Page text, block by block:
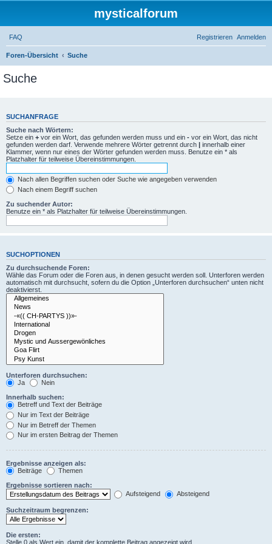
mysticalforum
FAQ Anmelden
Registrieren
Foren-Übersicht Suche
Suche
SUCHANFRAGE
Suche nach Wörtern:
Setze ein + vor ein Wort, das gefunden werden muss und ein - vor ein Wort, das nicht
gefunden werden darf. Verwende mehrere Wörter getrennt durch | innerhalb einer
Klammer, wenn nur eines der Wörter gefunden werden muss. Benutze ein * als
Platzhalter für teilweise Übereinstimmungen.
Nach allen Begriffen suchen oder Suche wie angegeben verwenden
Nach einem Begriff suchen
Zu suchender Autor:
Benutze ein * als Platzhalter für teilweise Übereinstimmungen.
SUCHOPTIONEN
Zu durchsuchende Foren:
Wähle das Forum oder die Foren aus, in denen gesucht werden soll. Unterforen werden
automatisch mit durchsucht, sofern du die Option „Unterforen durchsuchen“ unten nicht
deaktivierst.
Unterforen durchsuchen:
Ja
Nein
Innerhalb suchen:
Betreff und Text der Beiträge
Nur im Text der Beiträge
Nur im Betreff der Themen
Nur im ersten Beitrag der Themen
Ergebnisse anzeigen als:
Beiträge
Themen
Ergebnisse sortieren nach:
Aufsteigend
Absteigend
Suchzeitraum begrenzen:
Die ersten:
Stelle 0 als Wert ein, damit der komplette Beitrag angezeigt wird.